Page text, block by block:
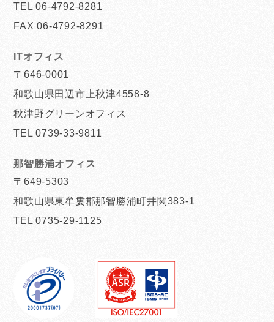
TEL 06-4792-8281
FAX 06-4792-8291
ITオフィス
〒646-0001
和歌山県田辺市上秋津4558-8
秋津野グリーンオフィス
TEL 0739-33-9811
那智勝浦オフィス
〒649-5303
和歌山県東牟婁郡那智勝浦町井関383-1
TEL 0735-29-1125